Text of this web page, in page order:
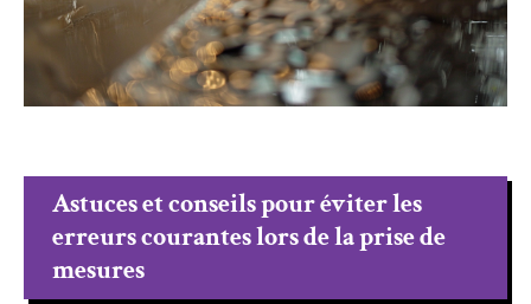
Astuces et conseils pour éviter les
erreurs courantes lors de la prise de
mesures